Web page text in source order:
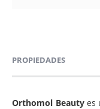
PROPIEDADES
Orthomol Beauty es